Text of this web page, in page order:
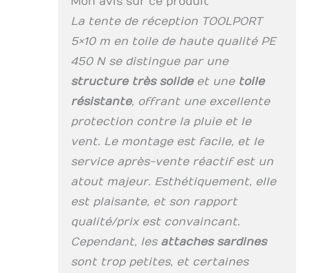
42mm de diamètre
sont utilisés.
Assemblage
boulonné, vis à
résistance aux
charges et facilité
de montage. PRÊT A
MONTER –
INSTALLATION
FACILE: Parfaite
fixation au sol avec
des sardines/piquets
et des cordes
d'haubanage.
grace à une notice
de montage simple
La tente de réception TOOLPORT
5×10 m en toile de haute qualité PE
450 N se distingue par une
structure très solideet une toile
résistante, offrant une excellente
protection contre la pluie et le
vent. Le montage est facile, et le
service après-vente réactif est un
atout majeur. Esthétiquement, elle
est plaisante, et son rapport
qualité/prix est convaincant.
Cependant, les attaches sardines
sont trop petites, et certaines